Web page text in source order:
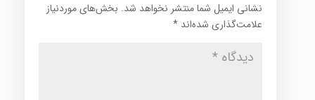
نشانی ایمیل شما منتشر نخواهد شد. بخش‌های موردنیاز
علامت‌گذاری شده‌اند *